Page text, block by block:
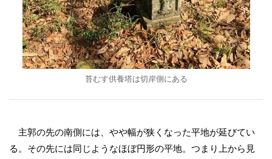
苔むす供養塔は切岸側にある
主郭の先の南側には、やや幅が狭くなった平地が延びてい
る。その先には同じようなほぼ円形の平地。つまり上から見